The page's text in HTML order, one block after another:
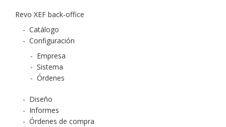
Revo XEF back-office
- Catálogo
- Configuración
- Empresa
- Sistema
- Órdenes
- Diseño
- Informes
- Órdenes de compra